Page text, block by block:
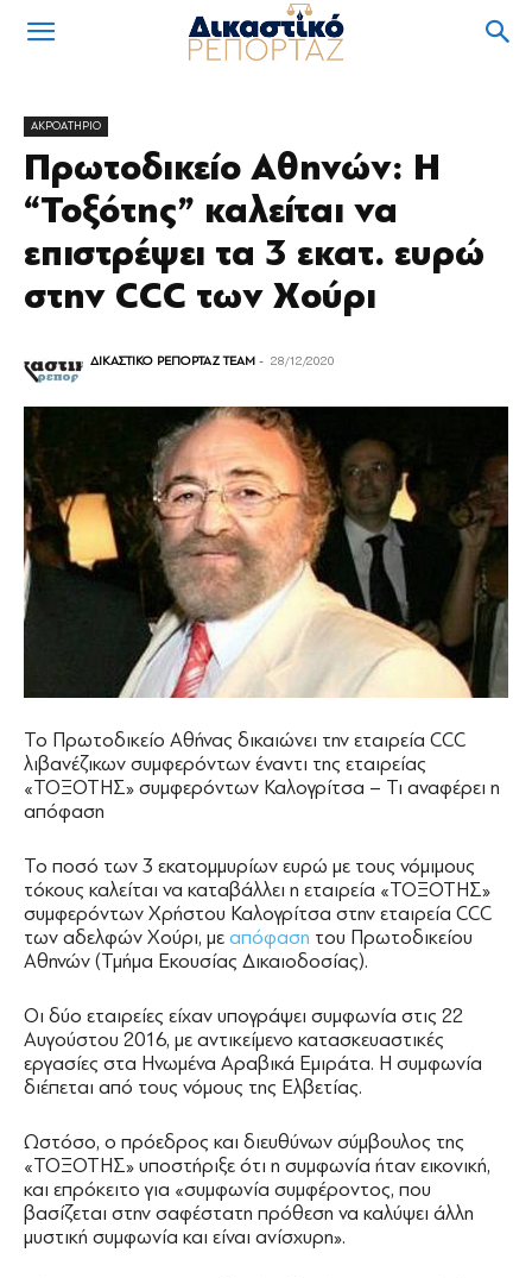
ΑΚΡΟΑΤΗΡΙΟ
Πρωτοδικείο Αθηνών: Η
“Τοξότης” καλείται να
επιστρέψει τα 3 εκατ. ευρώ
στην CCC των Χούρι
ΔΙΚΑΣΤΙΚΟ ΡΕΠΟΡΤΑΖ TEAM - 28/12/2020
Το Πρωτοδικείο Αθήνας δικαιώνει την εταιρεία CCC
λιβανέζικων συμφερόντων έναντι της εταιρείας
«ΤΟΞΟΤΗΣ» συμφερόντων Καλογρίτσα – Τι αναφέρει η
απόφαση
Το ποσό των 3 εκατομμυρίων ευρώ με τους νόμιμους
τόκους καλείται να καταβάλλει η εταιρεία «ΤΟΞΟΤΗΣ»
συμφερόντων Χρήστου Καλογρίτσα στην εταιρεία CCC
των αδελφών Χούρι, με απόφαση του Πρωτοδικείου
Αθηνών (Τμήμα Εκουσίας Δικαιοδοσίας).
Οι δύο εταιρείες είχαν υπογράψει συμφωνία στις 22
Αυγούστου 2016, με αντικείμενο κατασκευαστικές
εργασίες στα Ηνωμένα Αραβικά Εμιράτα. Η συμφωνία
διέπεται από τους νόμους της Ελβετίας.
Ωστόσο, ο πρόεδρος και διευθύνων σύμβουλος της
«ΤΟΞΟΤΗΣ» υποστήριξε ότι η συμφωνία ήταν εικονική,
και επρόκειτο για «συμφωνία συμφέροντος, που
βασίζεται στην σαφέστατη πρόθεση να καλύψει άλλη
μυστική συμφωνία και είναι ανίσχυρη».